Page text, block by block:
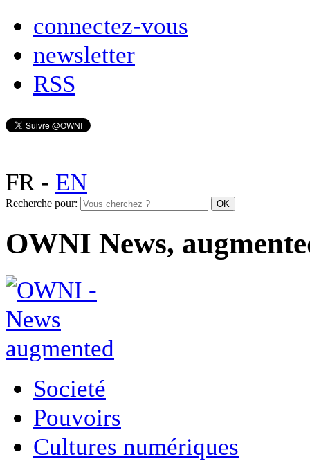
connectez-vous
newsletter
RSS
FR- EN
Recherche pour:
OWNI News,
Societé
Pouvoirs
Cultures numériques